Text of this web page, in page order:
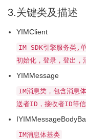
3.关键类及描述
YIMClient
IM SDK引擎服务类,
初始化，登录，登出，
YIMMessage
IM消息类，包含消息
送者ID，接收者ID等信
IM消息体基类